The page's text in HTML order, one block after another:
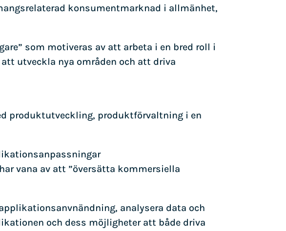
konsumentmarknad i allmänhet,
som motiveras av att arbeta i en bred roll i
utveckla nya områden och att driva
produktutveckling, produktförvaltning i en
vana av att ”översätta kommersiella
analysera data och
och dess möjligheter att både driva